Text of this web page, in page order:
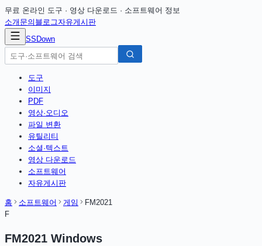
무료 온라인 도구 · 영상 다운로드 · 소프트웨어 정보
소개 문의 블로그자유게시판
SSDown
도구
이미지
PDF
영상·오디오
파일 변환
유틸리티
소셜·텍스트
영상 다운로드
소프트웨어
자유게시판
홈 소프트웨어 게임
FM2021
F
FM2021 Windows